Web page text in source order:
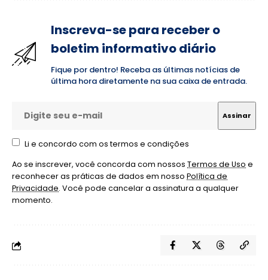
Inscreva-se para receber o
boletim informativo diário
Fique por dentro! Receba as últimas notícias de
última hora diretamente na sua caixa de entrada.
Li e concordo com os termos e condições
Ao se inscrever, você concorda com nossos Termos de Uso e
reconhecer as práticas de dados em nosso Política de
Privacidade. Você pode cancelar a assinatura a qualquer
momento.